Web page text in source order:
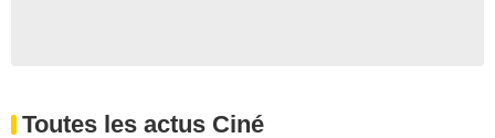
Toutes les actus Ciné